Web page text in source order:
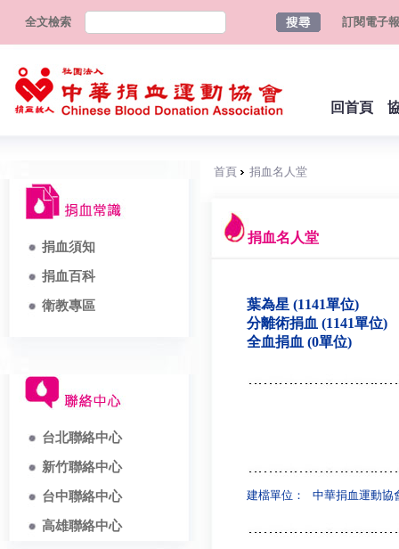
全文檢索 訂閱電子報
回首頁
捐血須知
捐血百科
衛教專區
台北聯絡中心
新竹聯絡中心
台中聯絡中心
高雄聯絡中心
首頁 捐血名人堂
捐血名人堂
葉為星 (1141單位)
分離術捐血 (1141單位)
全血捐血 (0單位)
建檔單位： 中華捐血運動協